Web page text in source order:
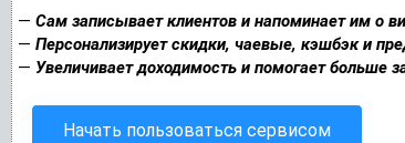
— Сам записывает клиентов и напоминает им о
— Персонализирует скидки, чаевые, кэшбэк и
— Увеличивает доходимость и помогает больше
Начать пользоваться сервисом